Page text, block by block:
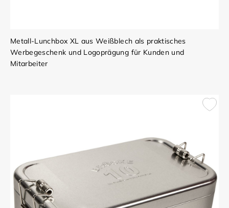
Metall-Lunchbox XL aus Weißblech als praktisches
Werbegeschenk und Logoprägung für Kunden und
Mitarbeiter